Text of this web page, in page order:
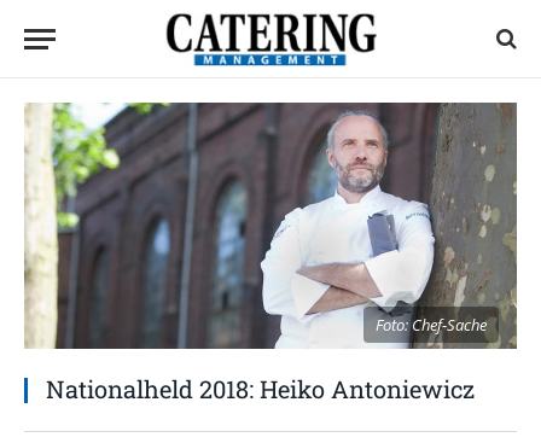
Foto: Chef-Sache
Nationalheld 2018: Heiko Antoniewicz